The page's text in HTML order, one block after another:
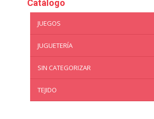
Catálogo
JUEGOS
JUGUETERÍA
SIN CATEGORIZAR
TEJIDO